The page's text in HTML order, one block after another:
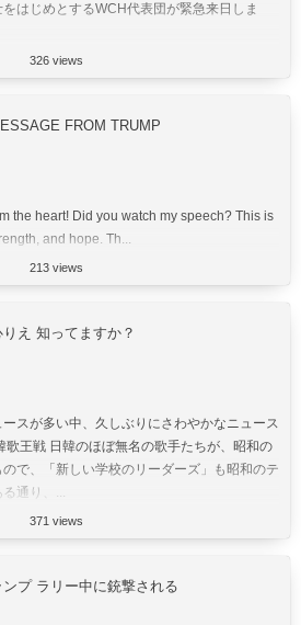
はじめとするWCH代表団が緊急来日しま
326 views
FROM TRUMP
the heart! Did you watch my speech? This is
and hope. Th...
213 views
りえ 知ってますか？
スが多い中、久しぶりにさわやかなニュース
歌王戦 日韓のほぼ無名の歌手たちが、昭和の
で、「新しい学校のリーダーズ」も昭和のテ
通り、...
371 views
ンプ ラリー中に銃撃される